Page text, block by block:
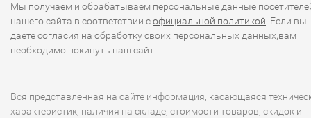
Мы получаем и обрабатываем персональные данные
нашего сайта в соответствии софициальной политикой . Если вы
даете согласия на обработку своих персональных данных,вам
необходимо покинуть наш сайт.
Вся представленная на сайте информация, касающаяся
характеристик, наличия на складе, стоимости товаров, скидок и